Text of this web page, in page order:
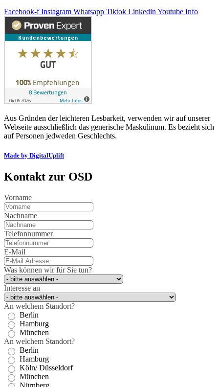
Facebook-f Instagram Whatsapp Tiktok Linkedin Youtube Info
Aus Gründen der leichteren Lesbarkeit, verwenden wir auf unserer
Webseite ausschließlich das generische Maskulinum. Es bezieht sich
auf Personen jedweden Geschlechts.
Made by DigitalUplift
Kontakt zur OSD
Vorname
Nachname
Telefonnummer
E-Mail
Was können wir für Sie tun?
Interesse an
An welchem Standort?
Berlin
Hamburg
München
An welchem Standort?
Berlin
Hamburg
Köln/ Düsseldorf
München
Nürnberg